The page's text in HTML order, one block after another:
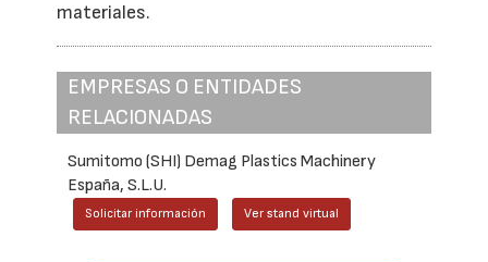
materiales.
EMPRESAS O ENTIDADES
RELACIONADAS
Sumitomo (SHI) Demag Plastics Machinery
España, S.L.U.
Solicitar información Ver stand virtual